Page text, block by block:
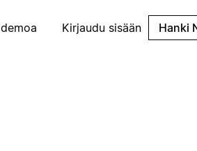
Kirjaudu sisään Hanki